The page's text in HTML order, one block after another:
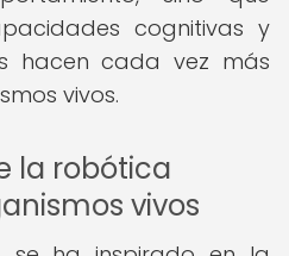
cognitivas y
hacen cada vez más
vivos.
la robótica
vivos